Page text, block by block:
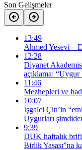
Son Gelişmeler
13:49
Ahmed Yesevi –
12:28
Diyanet
açıklama: “Uygur
11:46
Mezhepleri ve
10:07
İşgalci Çin’in
Uygurları
9:39
DUK haftalık
Birlik Yasası”na